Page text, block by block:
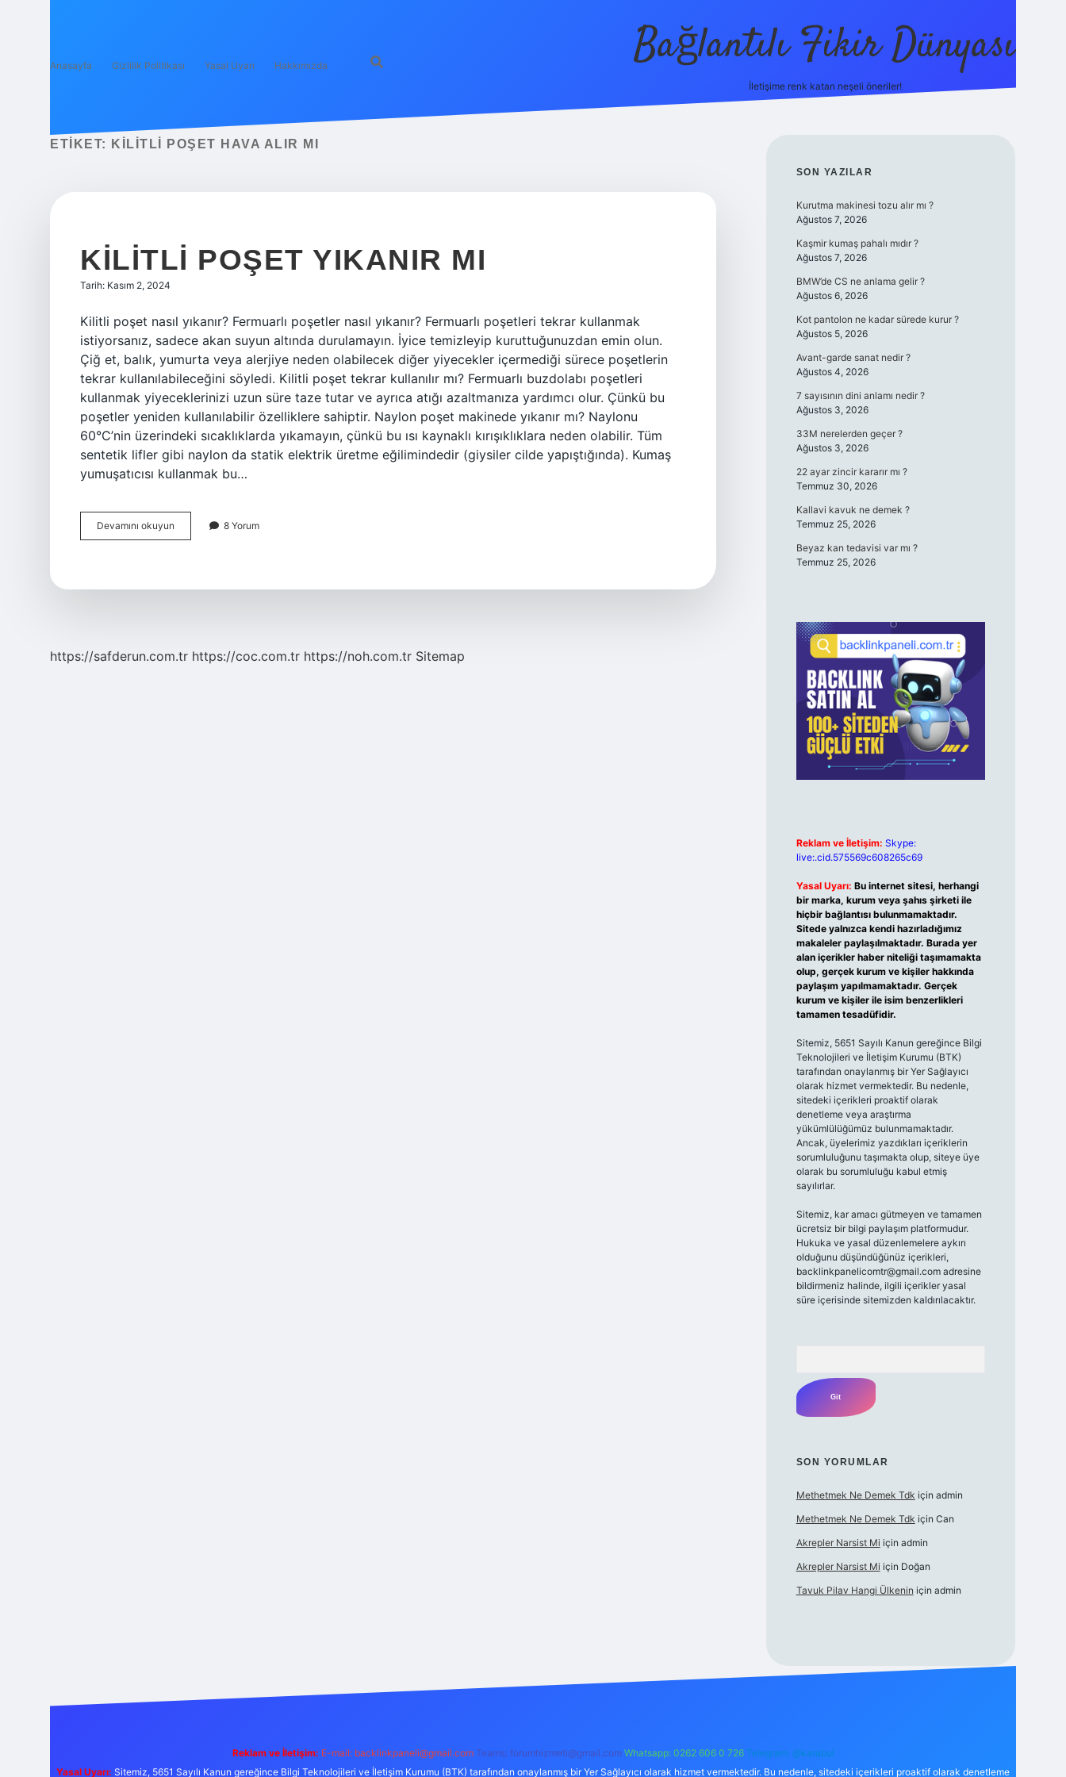
Anasayfa Gizlilik Politikası Yasal Uyarı Hakkımızda Bağlantılı Fikir Dünyası
İletişime renk katan neşeli öneriler!
ETIKET: KILITLI POŞET HAVA ALIR MI
KILITLI POŞET YIKANIR MI
Tarih: Kasım 2, 2024
Kilitli poşet nasıl yıkanır? Fermuarlı poşetler nasıl yıkanır? Fermuarlı poşetleri tekrar kullanmak
istiyorsanız, sadece akan suyun altında durulamayın. İyice temizleyip kuruttuğunuzdan emin olun.
Çiğ et, balık, yumurta veya alerjiye neden olabilecek diğer yiyecekler içermediği sürece poşetlerin
tekrar kullanılabileceğini söyledi. Kilitli poşet tekrar kullanılır mı? Fermuarlı buzdolabı poşetleri
kullanmak yiyeceklerinizi uzun süre taze tutar ve ayrıca atığı azaltmanıza yardımcı olur. Çünkü bu
poşetler yeniden kullanılabilir özelliklere sahiptir. Naylon poşet makinede yıkanır mı? Naylonu
60°C’nin üzerindeki sıcaklıklarda yıkamayın, çünkü bu ısı kaynaklı kırışıklıklara neden olabilir. Tüm
sentetik lifler gibi naylon da statik elektrik üretme eğilimindedir (giysiler cilde yapıştığında). Kumaş
yumuşatıcısı kullanmak bu…
Devamını okuyun
Poşet
8 Yorum
https://safderun.com.tr https://coc.com.tr https://noh.com.tr Sitemap
SIDEBAR
SON YAZILAR
Kurutma makinesi tozu alır mı ?
Ağustos 7, 2026
Kaşmir kumaş pahalı mıdır ?
Ağustos 7, 2026
BMW’de CS ne anlama gelir ?
Ağustos 6, 2026
Kot pantolon ne kadar sürede kurur ?
Ağustos 5, 2026
Avant-garde sanat nedir ?
Ağustos 4, 2026
7 sayısının dini anlamı nedir ?
Ağustos 3, 2026
33M nerelerden geçer ?
Ağustos 3, 2026
22 ayar zincir kararır mı ?
Temmuz 30, 2026
Kallavi kavuk ne demek ?
Temmuz 25, 2026
Beyaz kan tedavisi var mı ?
Temmuz 25, 2026
Reklam ve İletişim: Skype:
live:.cid.575569c608265c69
Yasal Uyarı: Bu internet sitesi, herhangi
bir marka, kurum veya şahıs şirketi ile
hiçbir bağlantısı bulunmamaktadır.
Sitede yalnızca kendi hazırladığımız
makaleler paylaşılmaktadır. Burada yer
alan içerikler haber niteliği taşımamakta
olup, gerçek kurum ve kişiler hakkında
paylaşım yapılmamaktadır. Gerçek
kurum ve kişiler ile isim benzerlikleri
tamamen tesadüfidir.
Sitemiz, 5651 Sayılı Kanun gereğince Bilgi
Teknolojileri ve İletişim Kurumu (BTK)
tarafından onaylanmış bir Yer Sağlayıcı
olarak hizmet vermektedir. Bu nedenle,
sitedeki içerikleri proaktif olarak
denetleme veya araştırma
yükümlülüğümüz bulunmamaktadır.
Ancak, üyelerimiz yazdıkları içeriklerin
sorumluluğunu taşımakta olup, siteye üye
olarak bu sorumluluğu kabul etmiş
sayılırlar.
Sitemiz, kar amacı gütmeyen ve tamamen
ücretsiz bir bilgi paylaşım platformudur.
Hukuka ve yasal düzenlemelere aykırı
olduğunu düşündüğünüz içerikleri,
backlinkpanelicomtr@gmail.comadresine
bildirmeniz halinde, ilgili içerikler yasal
süre içerisinde sitemizden kaldırılacaktır.
SON YORUMLAR
Methetmek Ne Demek Tdk için admin
Methetmek Ne Demek Tdk için Can
Akrepler Narsist Mi için admin
Akrepler Narsist Mi için Doğan
Tavuk Pilav Hangi Ülkenin için admin
Reklam ve İletişim: E-mail: backlinkpaneli@gmail.com Teams: forumhizmeti@gmail.com Whatsapp: 0262 606 0 726 Telegram: @karabul
Yasal Uyarı: Sitemiz, 5651 Sayılı Kanun gereğince Bilgi Teknolojileri ve İletişim Kurumu (BTK) tarafından onaylanmış bir Yer Sağlayıcı olarak hizmet vermektedir. Bu nedenle, sitedeki içerikleri proaktif olarak denetleme